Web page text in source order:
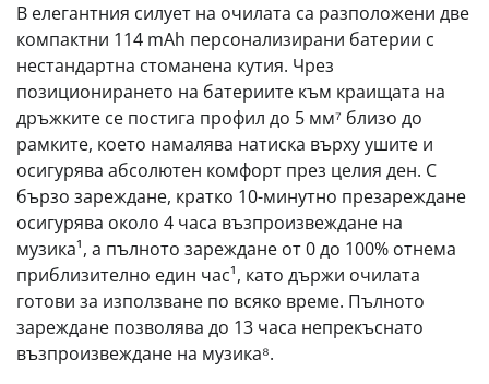
В елегантния силует на очилата са разположени две
компактни 114 mAh персонализирани батерии с
нестандартна стоманена кутия. Чрез
позиционирането на батериите към краищата на
дръжките се постига профил до 5 мм⁷ близо до
рамките, което намалява натиска върху ушите и
осигурява абсолютен комфорт през целия ден. С
бързо зареждане, кратко 10-минутно презареждане
осигурява около 4 часа възпроизвеждане на
музика¹, а пълното зареждане от 0 до 100% отнема
приблизително един час¹, като държи очилата
готови за използване по всяко време. Пълното
зареждане позволява до 13 часа непрекъснато
възпроизвеждане на музика⁸.